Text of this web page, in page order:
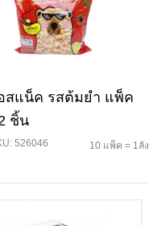
สแน็ค รสต้มยำ แพ็ค
ชิ้น
526046 10 แพ็ค = 1ลัง